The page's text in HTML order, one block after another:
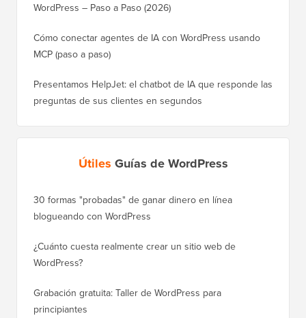
WordPress – Paso a Paso (2026)
Cómo conectar agentes de IA con WordPress usando
MCP (paso a paso)
Presentamos HelpJet: el chatbot de IA que responde las
preguntas de sus clientes en segundos
Útiles Guías de WordPress
30 formas "probadas" de ganar dinero en línea
blogueando con WordPress
¿Cuánto cuesta realmente crear un sitio web de
WordPress?
Grabación gratuita: Taller de WordPress para
principiantes